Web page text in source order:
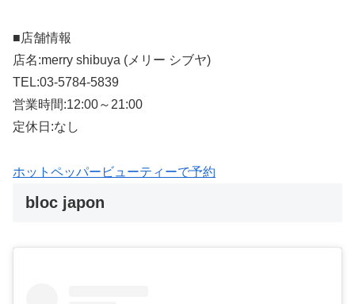
■店舗情報
店名:merry shibuya (メリー シブヤ)
TEL:03-5784-5839
営業時間:12:00～21:00
定休日:なし
ホットペッパービューティーで予約
bloc japon